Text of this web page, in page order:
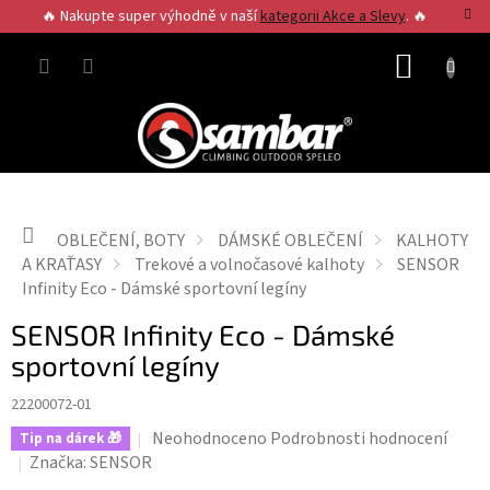
na
obsah
🔥 Nakupte super výhodně v našíkategorii Akce a Slevy. 🔥
Domů
OBLEČENÍ, BOTY DÁMSKÉ OBLEČENÍ
KALHOTY
A KRAŤASY
Trekové a volnočasové kalhoty
SENSOR
Infinity Eco - Dámské sportovní legíny
SENSOR Infinity Eco - Dámské
sportovní legíny
22200072-01
Tip na dárek 🎁
Průměrné
hodnocení
Neohodnoceno Podrobnosti hodnocení
Značka:SENSOR